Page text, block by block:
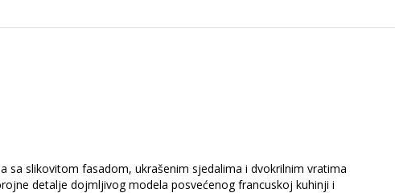
sa slikovitom fasadom, ukrašenim sjedalima i dvokrilnim vratima
detalje dojmljivog modela posvećenog francuskoj kuhinji i